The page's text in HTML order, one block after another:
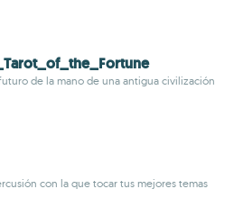
de la mano de una antigua civilización
con la que tocar tus mejores temas